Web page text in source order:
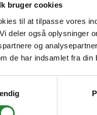
bruger cookies
til at tilpasse vores
deler også oplysninger
og
de har indsamlet fra din